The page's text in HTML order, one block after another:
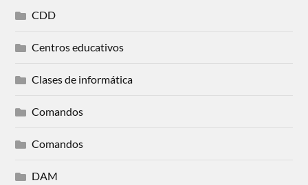
CDD
Centros educativos
Clases de informática
Comandos
Comandos
DAM